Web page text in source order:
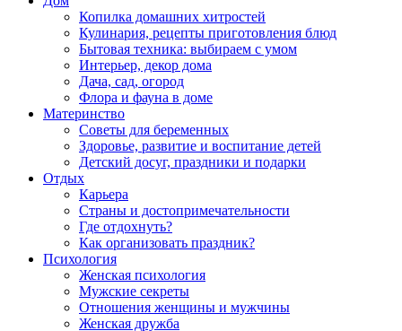
Копилка домашних хитростей
Кулинария, рецепты приготовления блюд
Бытовая техника: выбираем с умом
Интерьер, декор дома
Дача, сад, огород
Флора и фауна в доме
Материнство
Советы для беременных
Здоровье, развитие и воспитание детей
Детский досуг, праздники и подарки
Отдых
Карьера
Страны и достопримечательности
Где отдохнуть?
Как организовать праздник?
Психология
Женская психология
Мужские секреты
Отношения женщины и мужчины
Женская дружба